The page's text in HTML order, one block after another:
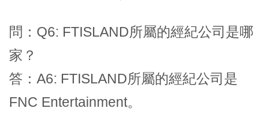
問：Q6: FTISLAND所屬的經紀公司是哪
家？
答：A6: FTISLAND所屬的經紀公司是
FNC Entertainment。